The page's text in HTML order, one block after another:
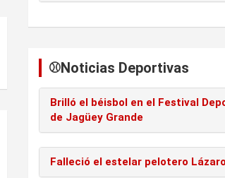
⚾️Noticias Deportivas
Brilló el béisbol en el Festival
de Jagüey Grande
Falleció el estelar pelotero